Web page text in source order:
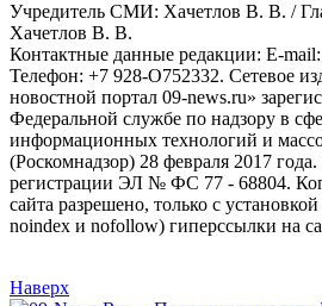
Учредитель СМИ: Хaчeтлoв B. B. /
Хaчeтлoв B. B.
Контактные данные редакции: E-
Телефон: +7 928-O752332. Сетевое
новостной портал 09-news.ru»
Федеральной службе по надзору в
информационных технологий и
(Роскомнадзор) 28 февраля 2017
регистрации ЭЛ № ФС 77 - 68804.
сайта разрешено, только с
noindex и nofollow) гиперссылки на
Наверх